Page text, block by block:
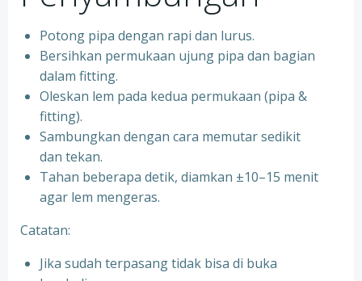
Potong pipa dengan rapi dan lurus.
Bersihkan permukaan ujung pipa dan bagian
dalam fitting.
Oleskan lem pada kedua permukaan (pipa &
fitting).
Sambungkan dengan cara memutar sedikit
dan tekan.
Tahan beberapa detik, diamkan ±10–15 menit
agar lem mengeras.
Catatan:
Jika sudah terpasang tidak bisa di buka